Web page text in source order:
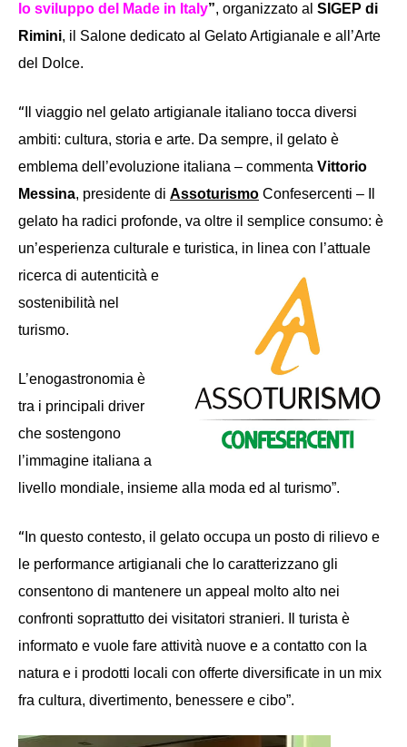
lo sviluppo del Made in Italy”, organizzato al SIGEP di
Rimini, il Salone dedicato al Gelato Artigianale e all’Arte
del Dolce.
“ Il viaggio nel gelato artigianale italiano tocca diversi
ambiti: cultura, storia e arte. Da sempre, il gelato è
emblema dell’evoluzione italiana – commenta Vittorio
Messina, presidente di Assoturismo Confesercenti – Il
gelato ha radici profonde, va oltre il semplice consumo: è
un’esperienza culturale e turistica, in linea con l’attuale
ricerca di autenticità e
sostenibilità nel
turismo.
L’enogastronomia è
tra i principali driver
che sostengono
l’immagine italiana a
livello mondiale, insieme alla moda ed al turismo”.
“ In questo contesto, il gelato occupa un posto di rilievo e
le performance artigianali che lo caratterizzano gli
consentono di mantenere un appeal molto alto nei
confronti soprattutto dei visitatori stranieri. Il turista è
informato e vuole fare attività nuove e a contatto con la
natura e i prodotti locali con offerte diversificate in un mix
fra cultura, divertimento, benessere e cibo”.